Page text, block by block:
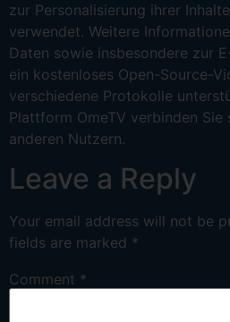
zur Personalisierung ihrer
verwendet. Weitere
Daten sowie insbesondere zur
ein kostenloses Open-Source-
verschiedene Protokolle
Plattform OmeTV verbinden
anderen Nutzern.
Leave a Reply
Your email address will not be
fields are marked *
Comment *